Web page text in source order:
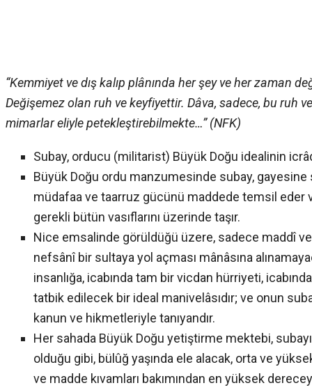
“Kemmiyet ve dış kalıp plânında her şey ve her zaman
Değişemez olan ruh ve keyfiyettir. Dâva, sadece, bu ruh
mimarlar eliyle petekleştirebilmekte…” (NFK)
Subay, orducu (militarist) Büyük Doğu idealinin
Büyük Doğu ordu manzumesinde subay, gayesine
müdafaa ve taarruz gücünü maddede temsil
gerekli bütün vasıflarını üzerinde taşır.
Nice emsalinde görüldüğü üzere, sadece maddî
nefsânî bir sultaya yol açması mânâsına
insanlığa, icabında tam bir vicdan hürriyeti,
tatbik edilecek bir ideal manivelâsıdır; ve onun
kanun ve hikmetleriyle tanıyandır.
Her sahada Büyük Doğu yetiştirme mektebi,
olduğu gibi, bülûğ yaşında ele alacak, orta ve
ve madde kıvamları bakımından en yüksek